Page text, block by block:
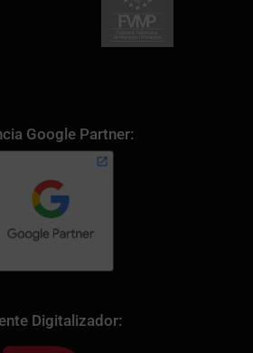
Google Partner:
Digitalizador: